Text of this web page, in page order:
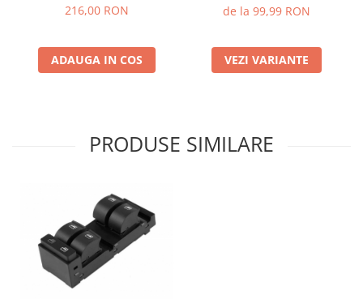
216,00 RON
ADAUGA IN COS
de la 99,99 RON
VEZI VARIANTE
PRODUSE SIMILARE